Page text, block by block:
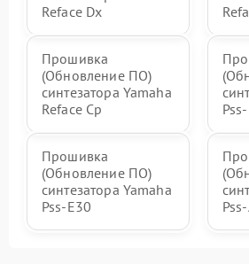
Reface Dx
Прошивка
(Обновление ПО)
синтезатора Yamaha
Reface Cp
Прошивка
(Обновление ПО)
синтезатора Yamaha
Pss-E30